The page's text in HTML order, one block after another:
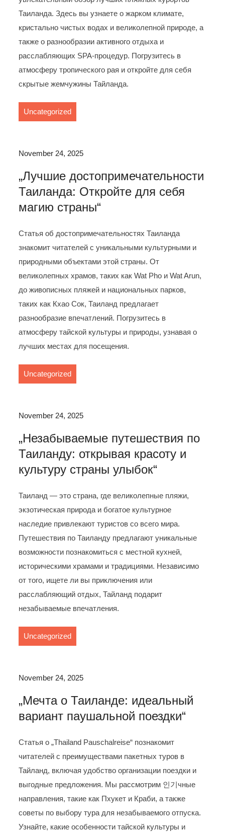
Таиланда. Здесь вы узнаете о жарком климате,
кристально чистых водах и великолепной природе, а
также о разнообразии активного отдыха и
расслабляющих SPA-процедур. Погрузитесь в
атмосферу тропического рая и откройте для себя
скрытые жемчужины Тайланда.
Uncategorized
November 24, 2025
„Лучшие достопримечательности
Таиланда: Откройте для себя
магию страны“
Статья об достопримечательностях Таиланда
знакомит читателей с уникальными культурными и
природными объектами этой страны. От
великолепных храмов, таких как Wat Pho и Wat Arun,
до живописных пляжей и национальных парков,
таких как Кхао Сок, Таиланд предлагает
разнообразие впечатлений. Погрузитесь в
атмосферу тайской культуры и природы, узнавая о
лучших местах для посещения.
Uncategorized
November 24, 2025
„Незабываемые путешествия по
Таиланду: открывая красоту и
культуру страны улыбок“
Таиланд — это страна, где великолепные пляжи,
экзотическая природа и богатое культурное
наследие привлекают туристов со всего мира.
Путешествия по Таиланду предлагают уникальные
возможности познакомиться с местной кухней,
историческими храмами и традициями. Независимо
от того, ищете ли вы приключения или
расслабляющий отдых, Тайланд подарит
незабываемые впечатления.
Uncategorized
November 24, 2025
„Мечта о Таиланде: идеальный
вариант паушальной поездки“
Статья о „Thailand Pauschalreise“ познакомит
читателей с преимуществами пакетных туров в
Тайланд, включая удобство организации поездки и
выгодные предложения. Мы рассмотрим 인기чные
направления, такие как Пхукет и Краби, а также
советы по выбору тура для незабываемого отпуска.
Узнайте, какие особенности тайской культуры и